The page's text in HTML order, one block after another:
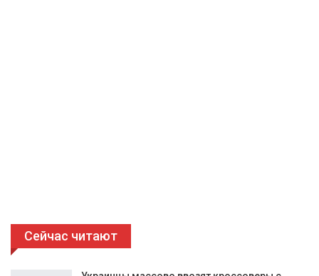
Сейчас читают